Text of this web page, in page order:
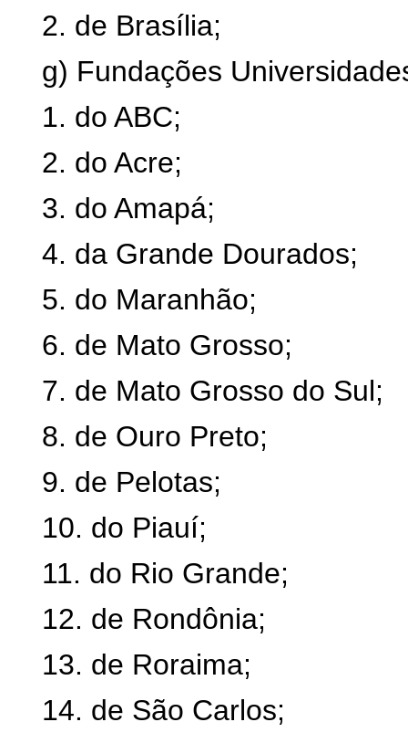
2. de Brasília;
g) Fundações
1. do ABC;
2. do Acre;
3. do Amapá;
4. da Grande Dourados;
5. do Maranhão;
6. de Mato Grosso;
7. de Mato Grosso do Sul;
8. de Ouro Preto;
9. de Pelotas;
10. do Piauí;
11. do Rio Grande;
12. de Rondônia;
13. de Roraima;
14. de São Carlos;